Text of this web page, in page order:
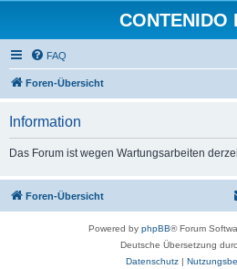
CONTENIDO
FAQ
Foren-Übersicht
Information
Das Forum ist wegen Wartungsarbeiten
Foren-Übersicht
Powered by phpBB® Forum
Deutsche Übersetzung
Datenschutz|